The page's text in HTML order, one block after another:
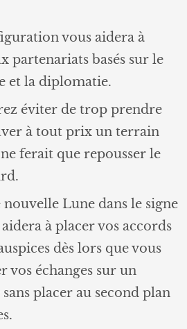
vous aidera à
partenariats basés sur le
et la diplomatie.
éviter de trop prendre
à tout prix un terrain
ferait que repousser le
Lune dans le signe
à placer vos accords
dès lors que vous
vos échanges sur un
placer au second plan